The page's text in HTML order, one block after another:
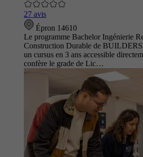
27 avis
Épron 14610
Le programme Bachelor Ingénierie
Construction Durable de BUILDERS
un cursus en 3 ans accessible
confère le grade de Lic…